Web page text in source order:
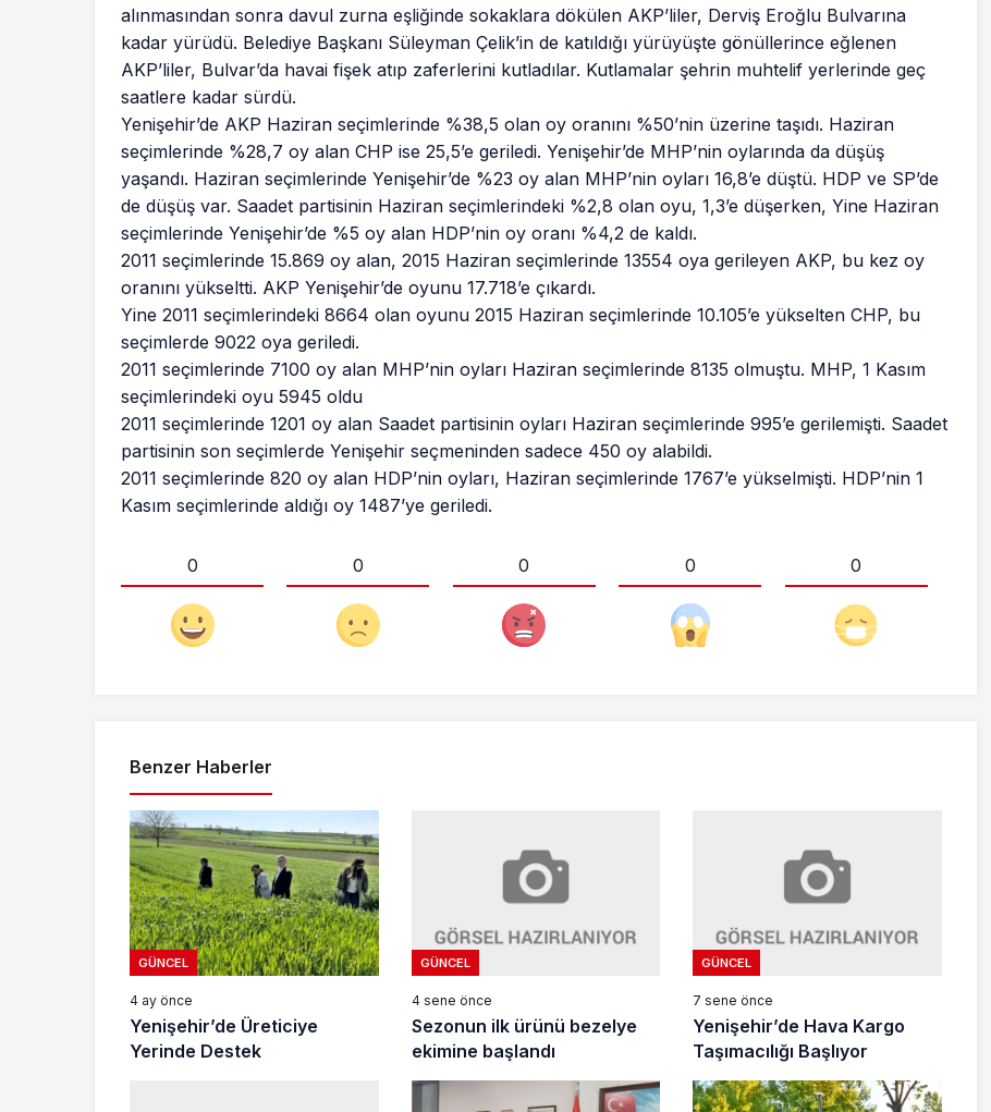
alınmasından sonra davul zurna eşliğinde sokaklara dökülen AKP’liler, Derviş Eroğlu Bulvarına
kadar yürüdü. Belediye Başkanı Süleyman Çelik’in de katıldığı yürüyüşte gönüllerince eğlenen
AKP’liler, Bulvar’da havai fişek atıp zaferlerini kutladılar. Kutlamalar şehrin muhtelif yerlerinde geç
saatlere kadar sürdü.
Yenişehir’de AKP Haziran seçimlerinde %38,5 olan oy oranını %50’nin üzerine taşıdı. Haziran
seçimlerinde %28,7 oy alan CHP ise 25,5’e geriledi. Yenişehir’de MHP’nin oylarında da düşüş
yaşandı. Haziran seçimlerinde Yenişehir’de %23 oy alan MHP’nin oyları 16,8’e düştü. HDP ve SP’de
de düşüş var. Saadet partisinin Haziran seçimlerindeki %2,8 olan oyu, 1,3’e düşerken, Yine Haziran
seçimlerinde Yenişehir’de %5 oy alan HDP’nin oy oranı %4,2 de kaldı.
2011 seçimlerinde 15.869 oy alan, 2015 Haziran seçimlerinde 13554 oya gerileyen AKP, bu kez oy
oranını yükseltti. AKP Yenişehir’de oyunu 17.718’e çıkardı.
Yine 2011 seçimlerindeki 8664 olan oyunu 2015 Haziran seçimlerinde 10.105’e yükselten CHP, bu
seçimlerde 9022 oya geriledi.
2011 seçimlerinde 7100 oy alan MHP’nin oyları Haziran seçimlerinde 8135 olmuştu. MHP, 1 Kasım
seçimlerindeki oyu 5945 oldu
2011 seçimlerinde 1201 oy alan Saadet partisinin oyları Haziran seçimlerinde 995’e gerilemişti. Saadet
partisinin son seçimlerde Yenişehir seçmeninden sadece 450 oy alabildi.
2011 seçimlerinde 820 oy alan HDP’nin oyları, Haziran seçimlerinde 1767’e yükselmişti. HDP’nin 1
Kasım seçimlerinde aldığı oy 1487’ye geriledi.
0 0 0 0 0
Benzer Haberler
GÜNCEL
4 ay önce
Yenişehir’de Üreticiye
Yerinde Destek
GÜNCEL
4 sene önce
Sezonun ilk ürünü bezelye
ekimine başlandı
GÜNCEL
7 sene önce
Yenişehir’de Hava Kargo
Taşımacılığı Başlıyor